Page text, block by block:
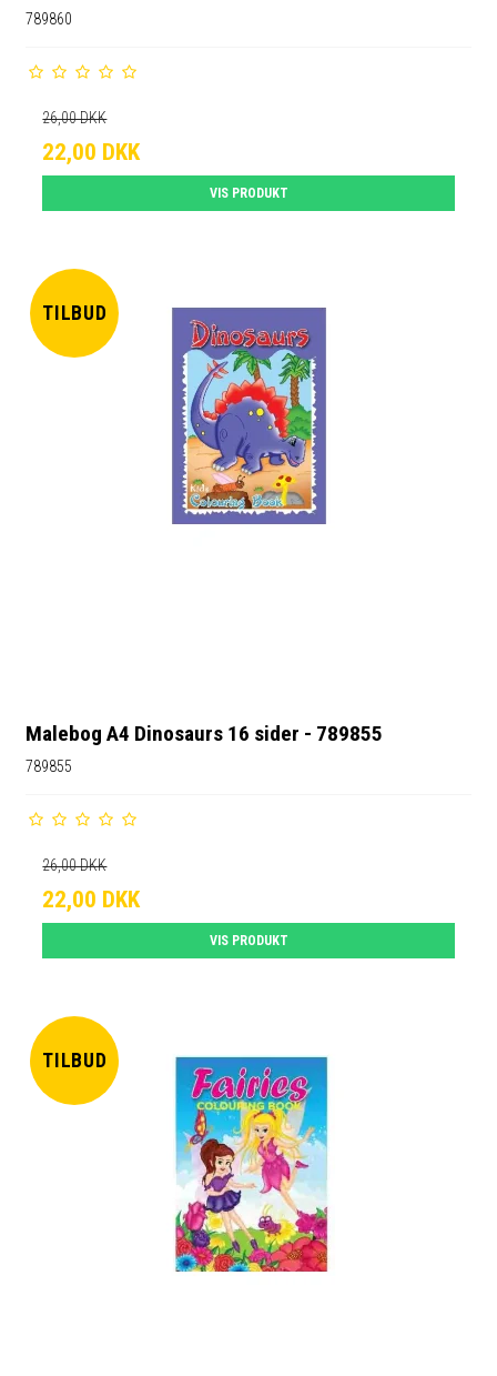
789860
26,00 DKK
22,00 DKK
VIS PRODUKT
TILBUD
Malebog A4 Dinosaurs 16 sider - 789855
789855
26,00 DKK
22,00 DKK
VIS PRODUKT
TILBUD